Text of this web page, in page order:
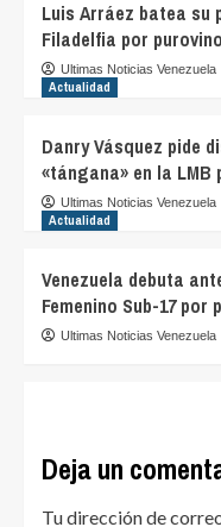
Luis Arráez batea su
Filadelfia por
Ultimas Noticias Venezuela
Actualidad
Danry Vásquez pide
«tángana» en la
Ultimas Noticias Venezuela
Actualidad
Venezuela debuta
Femenino Sub-17
Ultimas Noticias Venezuela
Deja un
Tu dirección de